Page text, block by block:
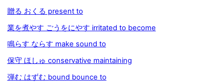
贈る おくる present to
業を煮やす ごうをにやす irritated to become
鳴らす ならす make sound to
保守 ほしゅ conservative maintaining
弾む はずむ bound bounce to